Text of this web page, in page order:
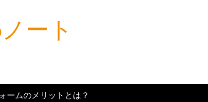
ート
ームのメリットとは？